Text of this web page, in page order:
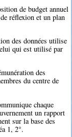
de budget annuel
réflexion et un plan
des données utilise
qui est utilisé par
des
du centre de
chaque
un rapport
sur la base des
1, 2°.